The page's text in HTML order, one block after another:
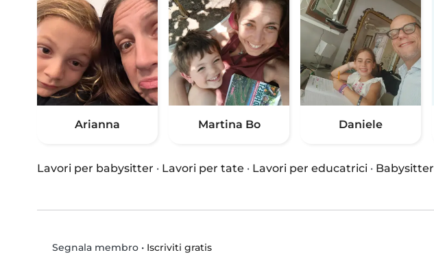
Arianna Martina Bo Daniele
Lavori per babysitter · Lavori per tate · Lavori per educatrici · Babysitter
Segnala membro• Iscriviti gratis